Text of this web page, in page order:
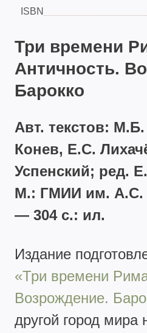
ISBN
Три времени
Античность.
Барокко
Авт. текстов:
Конев, Е.С.
Успенский; ред.
М.: ГМИИ им. А.С.
— 304 с.: ил.
Издание
«Три времени
Возрождение.
другой город мира